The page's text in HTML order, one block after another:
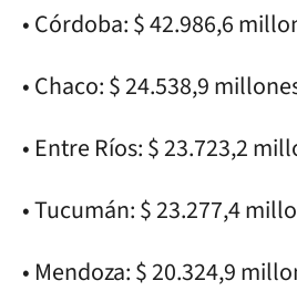
• Córdoba: $ 42.986,6
• Chaco: $ 24.538,9
• Entre Ríos: $ 23.723,2
• Tucumán: $ 23.277,4
• Mendoza: $ 20.324,9